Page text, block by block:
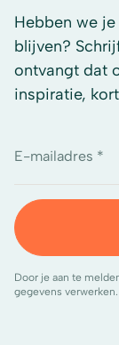
Hebben we
blijven?
ontvangt dat
inspiratie,
E-mailadres *
Door je aan te
gegevens verwerken.